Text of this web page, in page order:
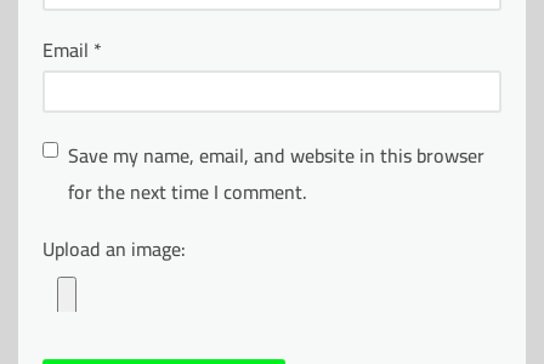
Email *
Save my name, email, and website in this browser
for the next time I comment.
Upload an image: